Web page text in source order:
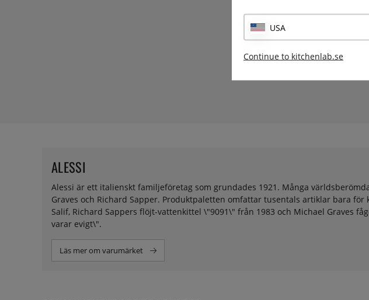
Alessi är ett italienskt familjeföretag som grundades 1921. Många
Graves och Richard Sapper. Produktpaletten omfattar tusentals artiklar bara
Salif, Richard Sappers flöjt-vattenkittel \"9091\" från 1983 och Michael Graves
varar evigt\".
ALESSI
Läs mer om varumärket
USA
Continue to kitchenlab.se